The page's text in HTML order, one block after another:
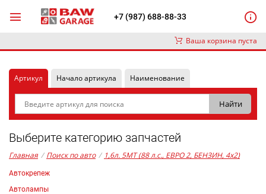
+7 (987) 688-88-33
Ваша корзина пуста
Артикул Начало артикула Наименование
Выберите категорию запчастей
Главная / Поиск по авто / 1,6л. 5MT (88 л.с., ЕВРО 2, БЕНЗИН, 4x2)
Автокрепеж
Автолампы